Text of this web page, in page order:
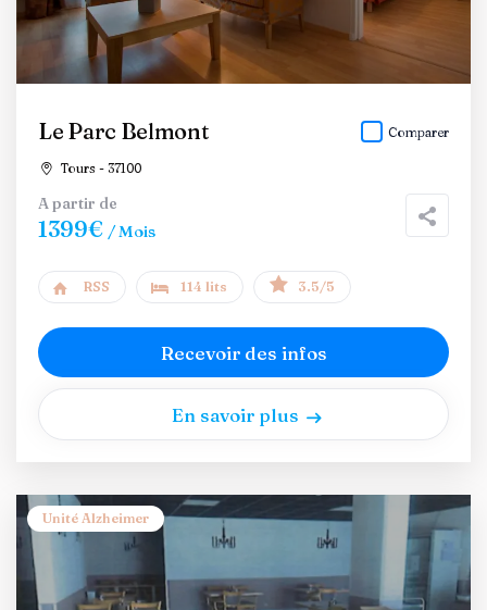
Le Parc Belmont
Tours - 37100
Comparer
A partir de
1399€ / Mois
RSS 114 lits 3.5/5
Recevoir des infos
En savoir plus
Unité Alzheimer